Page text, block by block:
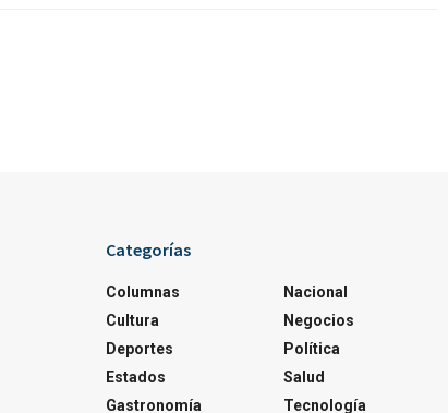
Categorías
Columnas
Cultura
Deportes
Estados
Gastronomía
Nacional
Negocios
Política
Salud
Tecnología